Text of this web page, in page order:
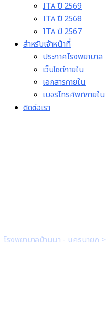
ITA ปี 2569
ITA ปี 2568
ITA ปี 2567
สำหรับเจ้าหน้าที่
ประกาศโรงพยาบาล
เว็บไซต์ภายใน
เอกสารภายใน
เบอร์โทรศัพท์ภายใน
ติดต่อเรา
โรงพยาบาลบ้านนา - นครนายก >